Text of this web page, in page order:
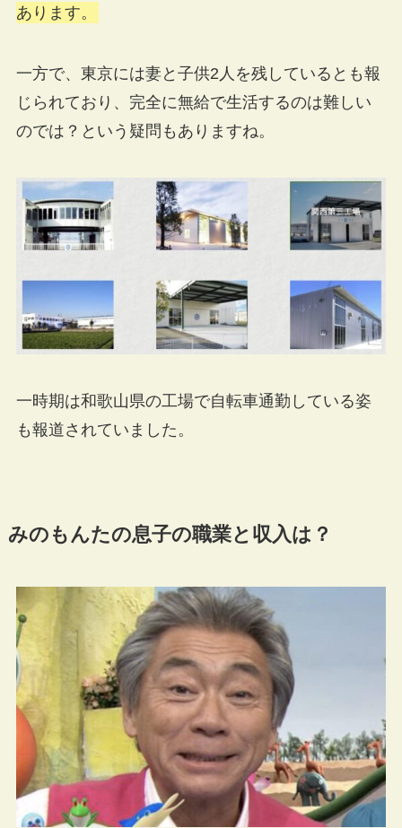
あります。
一方で、東京には妻と子供2人を残しているとも報
じられており、完全に無給で生活するのは難しい
のでは？という疑問もありますね。
一時期は和歌山県の工場で自転車通勤している姿
も報道されていました。
みのもんたの息子の職業と収入は？